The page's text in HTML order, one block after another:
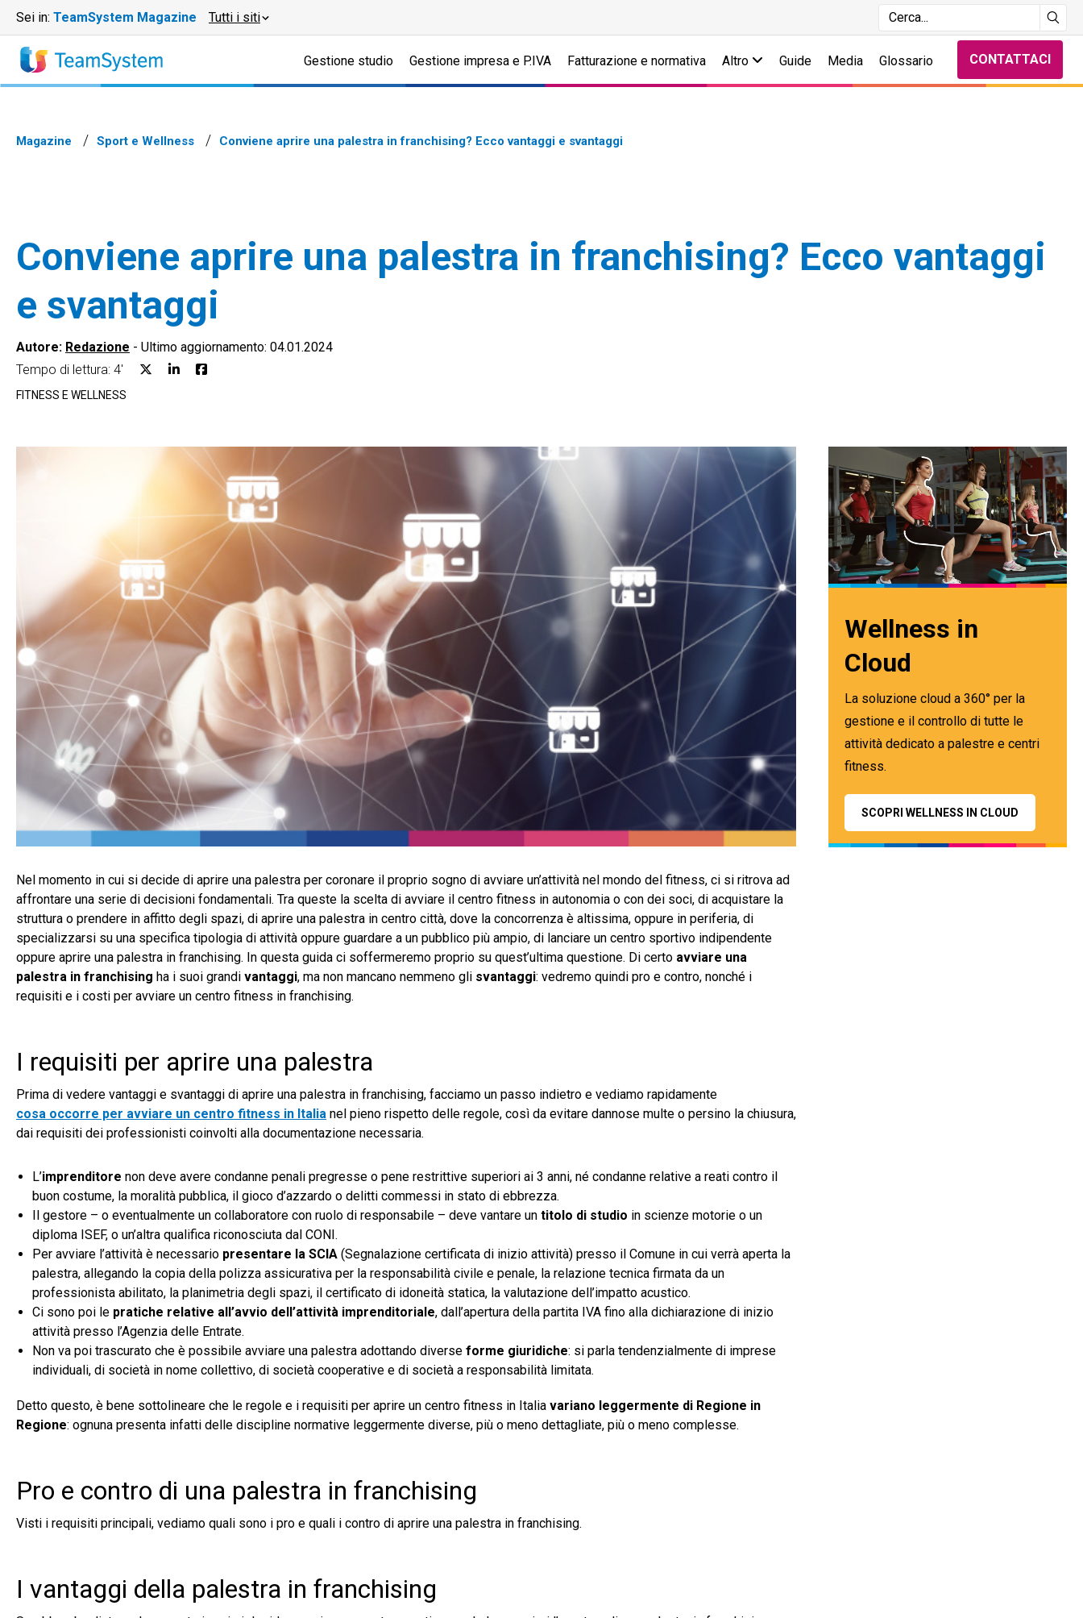
Sei in: TeamSystem Magazine Tutti i siti
Gestione studio Gestione impresa e P.IVA Fatturazione e normativa Altro Guide Media Glossario CONTATTACI
Magazine Sport e Wellness Conviene aprire una palestra in franchising? Ecco vantaggi e svantaggi
Conviene aprire una palestra in franchising? Ecco vantaggi
e svantaggi
Autore: Redazione - Ultimo aggiornamento: 04.01.2024
Tempo di lettura: 4'
FITNESS E WELLNESS
Nel momento in cui si decide di aprire una palestra per coronare il proprio sogno di avviare un’attività nel mondo del fitness, ci si ritrova ad
affrontare una serie di decisioni fondamentali. Tra queste la scelta di avviare il centro fitness in autonomia o con dei soci, di acquistare la
struttura o prendere in affitto degli spazi, di aprire una palestra in centro città, dove la concorrenza è altissima, oppure in periferia, di
specializzarsi su una specifica tipologia di attività oppure guardare a un pubblico più ampio, di lanciare un centro sportivo indipendente
oppure aprire una palestra in franchising. In questa guida ci soffermeremo proprio su quest’ultima questione. Di certo avviare una
palestra in franchising ha i suoi grandi vantaggi, ma non mancano nemmeno gli svantaggi: vedremo quindi pro e contro, nonché i
requisiti e i costi per avviare un centro fitness in franchising.
I requisiti per aprire una palestra
Prima di vedere vantaggi e svantaggi di aprire una palestra in franchising, facciamo un passo indietro e vediamo rapidamente
cosa occorre per avviare un centro fitness in Italia nel pieno rispetto delle regole, così da evitare dannose multe o persino la chiusura,
dai requisiti dei professionisti coinvolti alla documentazione necessaria.
L’imprenditore non deve avere condanne penali pregresse o pene restrittive superiori ai 3 anni, né condanne relative a reati contro il
buon costume, la moralità pubblica, il gioco d’azzardo o delitti commessi in stato di ebbrezza.
Il gestore – o eventualmente un collaboratore con ruolo di responsabile – deve vantare un titolo di studio in scienze motorie o un
diploma ISEF, o un’altra qualifica riconosciuta dal CONI.
Per avviare l’attività è necessario presentare la SCIA (Segnalazione certificata di inizio attività) presso il Comune in cui verrà aperta la
palestra, allegando la copia della polizza assicurativa per la responsabilità civile e penale, la relazione tecnica firmata da un
professionista abilitato, la planimetria degli spazi, il certificato di idoneità statica, la valutazione dell’impatto acustico.
Ci sono poi le pratiche relative all’avvio dell’attività imprenditoriale, dall’apertura della partita IVA fino alla dichiarazione di inizio
attività presso l’Agenzia delle Entrate.
Non va poi trascurato che è possibile avviare una palestra adottando diverse forme giuridiche: si parla tendenzialmente di imprese
individuali, di società in nome collettivo, di società cooperative e di società a responsabilità limitata.
Detto questo, è bene sottolineare che le regole e i requisiti per aprire un centro fitness in Italia variano leggermente di Regione in
Regione: ognuna presenta infatti delle discipline normative leggermente diverse, più o meno dettagliate, più o meno complesse.
Pro e contro di una palestra in franchising
Visti i requisiti principali, vediamo quali sono i pro e quali i contro di aprire una palestra in franchising.
I vantaggi della palestra in franchising
Wellness in
Cloud
La soluzione cloud a 360° per la
gestione e il controllo di tutte le
attività dedicato a palestre e centri
fitness.
SCOPRI WELLNESS IN CLOUD